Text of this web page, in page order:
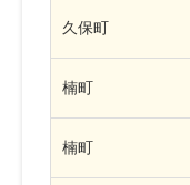
久保町
楠町
楠町